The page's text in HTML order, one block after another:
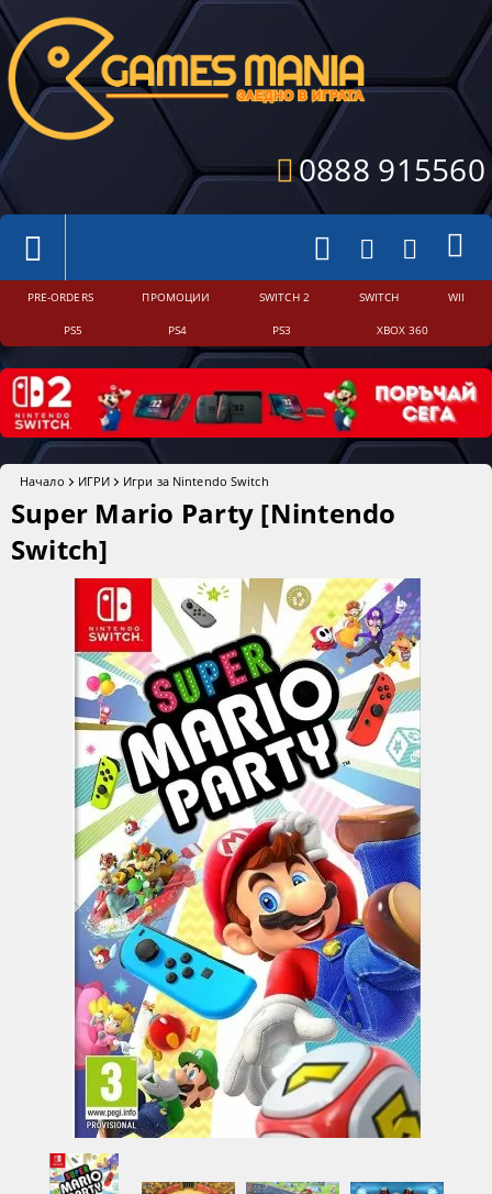
0888 915560
PRE-ORDERS ПРОМОЦИИ SWITCH 2 SWITCH WII
PS5 PS4 PS3 XBOX 360
Начало ИГРИ Игри за Nintendo Switch
Super Mario Party [Nintendo
Switch]